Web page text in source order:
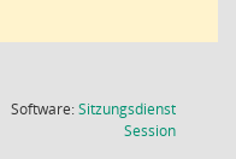
Software:Sitzungsdienst
Session(Wird in